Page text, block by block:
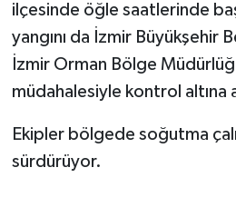
ilçesinde öğle saatlerinde
yangını da İzmir Büyükşehir
İzmir Orman Bölge
müdahalesiyle kontrol altına
Ekipler bölgede soğutma
sürdürüyor.